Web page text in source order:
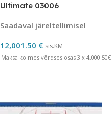
Ultimate 03006
Saadaval järeltellimisel
12,001.50 € sis.KM
Maksa kolmes võrdses osas 3 x 4,000.50€